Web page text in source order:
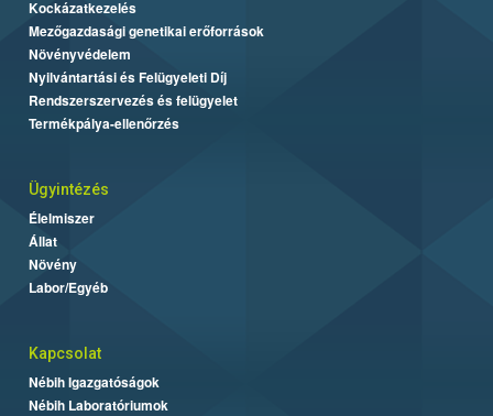
Kockázatkezelés
Mezőgazdasági genetikai erőforrások
Növényvédelem
Nyilvántartási és Felügyeleti Díj
Rendszerszervezés és felügyelet
Termékpálya-ellenőrzés
Ügyintézés
Élelmiszer
Állat
Növény
Labor/Egyéb
Kapcsolat
Nébih Igazgatóságok
Nébih Laboratóriumok